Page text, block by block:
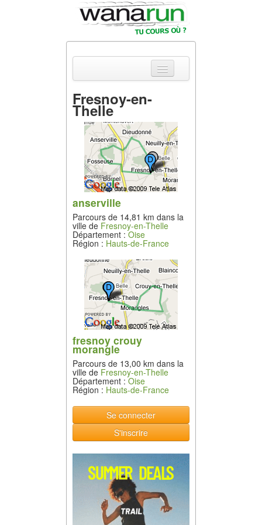
Actualités
Equipements &
Tests
Parcours &
Courses
Outils & Réseaux
Fresnoy-en-
Thelle
anserville
Parcours de 14,81 km dans la
ville de Fresnoy-en-Thelle
Département :Oise
Région : Hauts-de-France
fresnoy crouy
morangle
Parcours de 13,00 km dans la
ville de Fresnoy-en-Thelle
Département :Oise
Région : Hauts-de-France
Se connecter
S'inscrire